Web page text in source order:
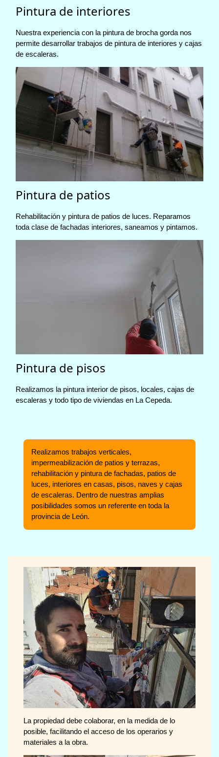
Pintura de interiores
Nuestra experiencia con la pintura de brocha gorda nos
permite desarrollar trabajos de pintura de interiores y cajas
de escaleras.
Pintura de patios
Rehabilitación y pintura de patios de luces. Reparamos
toda clase de fachadas interiores, saneamos y pintamos.
Pintura de pisos
Realizamos la pintura interior de pisos, locales, cajas de
escaleras y todo tipo de viviendas en La Cepeda.
Realizamos trabajos verticales,
impermeabilización de patios y terrazas,
rehabilitación y pintura de fachadas, patios de
luces, interiores en casas, pisos, naves y cajas
de escaleras. Dentro de nuestras amplias
posibilidades somos un referente en toda la
provincia de León.
La propiedad debe colaborar, en la medida de lo
posible, facilitando el acceso de los operarios y
materiales a la obra.